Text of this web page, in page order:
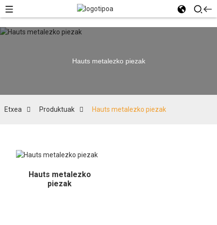
Hauts metalezko piezak
Etxea Produktuak Hauts metalezko piezak
Hauts metalezko
piezak